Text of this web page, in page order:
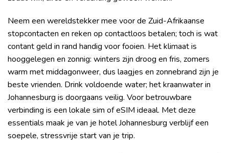
Neem een wereldstekker mee voor de Zuid-Afrikaanse
stopcontacten en reken op contactloos betalen; toch is wat
contant geld in rand handig voor fooien. Het klimaat is
hooggelegen en zonnig: winters zijn droog en fris, zomers
warm met middagonweer, dus laagjes en zonnebrand zijn je
beste vrienden. Drink voldoende water; het kraanwater in
Johannesburg is doorgaans veilig. Voor betrouwbare
verbinding is een lokale sim of eSIM ideaal. Met deze
essentials maak je van je hotel Johannesburg verblijf een
soepele, stressvrije start van je trip.